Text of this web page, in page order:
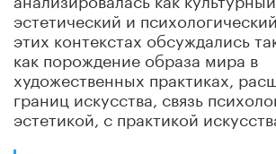
эстетический и
этих контекстах обсуждались
как порождение образа мира в
художественных практиках,
границ искусства, связь
эстетикой, с практикой